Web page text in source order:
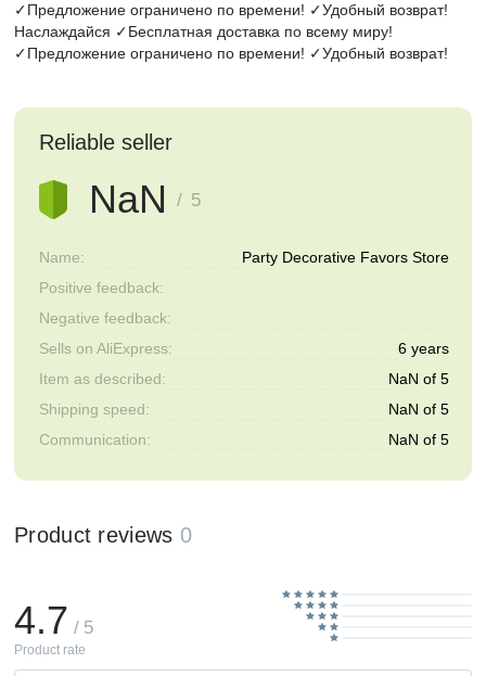
✓Предложение ограничено по времени! ✓Удобный возврат!
Наслаждайся ✓Бесплатная доставка по всему миру!
✓Предложение ограничено по времени! ✓Удобный возврат!
Reliable seller
NaN / 5
Name:
Party Decorative Favors Store
Positive feedback:
Negative feedback:
Sells on AliExpress:
6 years
Item as described:
NaN of 5
Shipping speed:
NaN of 5
Communication:
NaN of 5
Product reviews 0
4.7 / 5
Product rate